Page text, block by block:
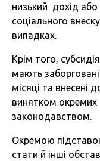
низький дохід
соціального
випадках.
Крім того,
мають
місяці та внесені
винятком окремих
законодавством.
Окремою
стати й інші